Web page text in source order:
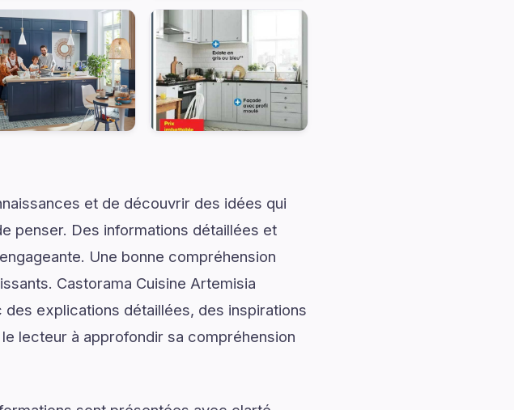
et de découvrir des idées qui
penser. Des informations détaillées et
Une bonne compréhension
Castorama Cuisine Artemisia
explications détaillées, des inspirations
lecteur à approfondir sa compréhension